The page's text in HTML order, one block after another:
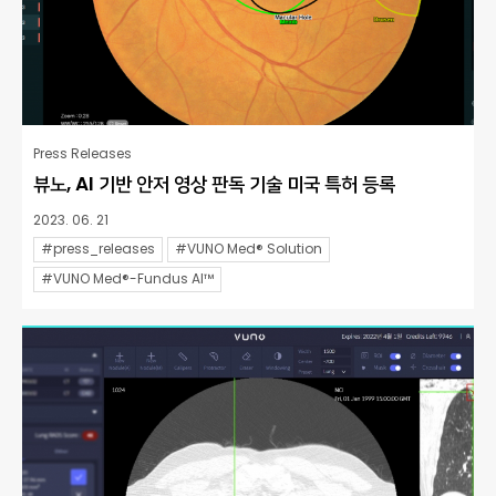
Press Releases
뷰노, AI 기반 안저 영상 판독 기술 미국 특허 등록
2023. 06. 21
#press_releases
#VUNO Med® Solution
#VUNO Med®-Fundus AI™